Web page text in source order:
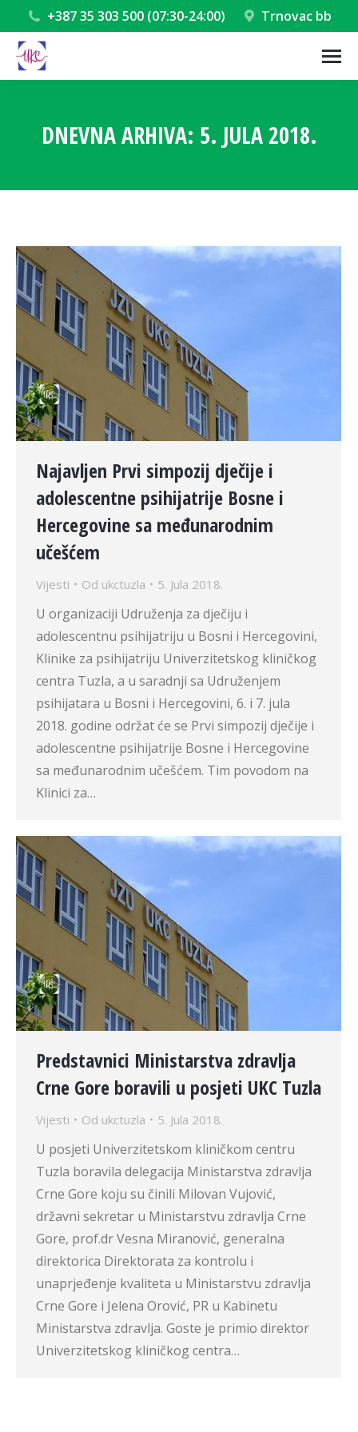
+387 35 303 500 (07:30-24:00) Trnovac bb
DNEVNA ARHIVA: 5. JULA 2018.
Najavljen Prvi simpozij dječije i
adolescentne psihijatrije Bosne i
Hercegovine sa međunarodnim
učešćem
Vijesti Od ukctuzla 5. Jula 2018.
U organizaciji Udruženja za dječiju i
adolescentnu psihijatriju u Bosni i Hercegovini,
Klinike za psihijatriju Univerzitetskog kliničkog
centra Tuzla, a u saradnji sa Udruženjem
psihijatara u Bosni i Hercegovini, 6. i 7. jula
2018. godine održat će se Prvi simpozij dječije i
adolescentne psihijatrije Bosne i Hercegovine
sa međunarodnim učešćem. Tim povodom na
Klinici za…
Predstavnici Ministarstva zdravlja
Crne Gore boravili u posjeti UKC Tuzla
Vijesti Od ukctuzla 5. Jula 2018.
U posjeti Univerzitetskom kliničkom centru
Tuzla boravila delegacija Ministarstva zdravlja
Crne Gore koju su činili Milovan Vujović,
državni sekretar u Ministarstvu zdravlja Crne
Gore, prof.dr Vesna Miranović, generalna
direktorica Direktorata za kontrolu i
unaprjeđenje kvaliteta u Ministarstvu zdravlja
Crne Gore i Jelena Orović, PR u Kabinetu
Ministarstva zdravlja. Goste je primio direktor
Univerzitetskog kliničkog centra…